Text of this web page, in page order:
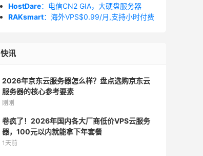
HostDare：电信CN2 GIA，大硬盘服务器
RAKsmart：海外VPS$0.99/月,支持小时付费
快讯
2026年京东云服务器怎么样？盘点选购京东云
服务器的核心参考要素
刚刚
卷疯了！2026年国内各大厂商低价VPS云服务
器，100元以内就能拿下年套餐
1天前